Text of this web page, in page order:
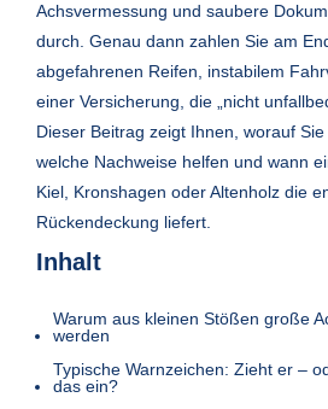
Achsvermessung und saubere
durch. Genau dann zahlen Sie am
abgefahrenen Reifen, instabilem
einer Versicherung, die „nicht
Dieser Beitrag zeigt Ihnen, worauf Sie
welche Nachweise helfen und wann
Kiel, Kronshagen oder Altenholz die
Rückendeckung liefert.
Inhalt
Warum aus kleinen Stößen große
werden
Typische Warnzeichen: Zieht er –
das ein?